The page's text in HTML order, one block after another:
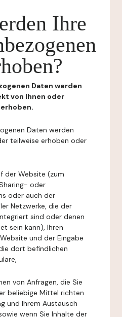
Ihre
Daten werden
von Ihnen oder
Daten werden
teilweise erhoben oder
der Website (zum
oder
oder auch der
Netzwerke, die der
sind oder denen
sein kann), Ihren
und der Eingabe
dort befindlichen
von Anfragen, die Sie
beliebige Mittel richten
und Ihrem Austausch
wenn Sie Inhalte der